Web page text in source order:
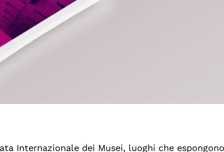
Internazionale dei Musei, luoghi che